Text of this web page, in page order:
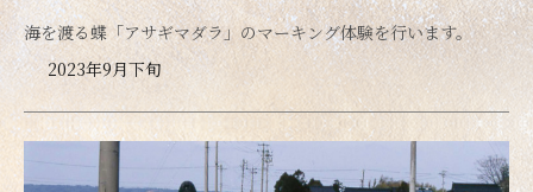
海を渡る蝶「アサギマダラ」のマーキング体験を行います。
2023年9月下旬